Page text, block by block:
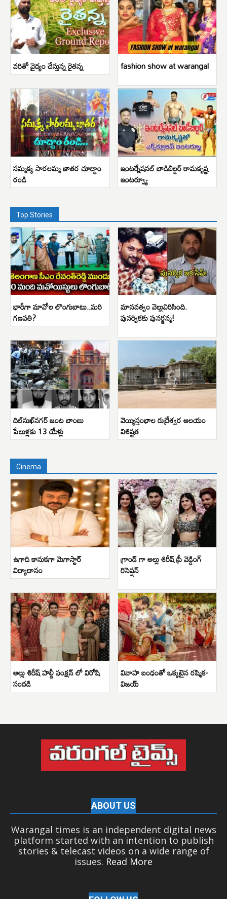
వరితో వైద్యం చేస్తున్న రైతన్న fashion show at warangal
సమ్మక్క సారలమ్మ జాతర చూద్దాం
రండి
ఇంటర్నేషనల్ బాడిబిల్డర్ రామకృష్ణ
ఇంటర్వ్యూ
Top Stories
భారీగా మావోల లొంగుబాటు..మరి
గణపతి?
మానవత్వం వెల్లువిరిసింది.
పునర్వికకు పునర్జన్మ!
దిల్‌సుఖ్‌నగర్ జంట బాంబు
పేలుళ్లకు 13 యేళ్లు
వెయ్యిస్తంభాల రుద్రేశ్వర ఆలయం
విశిష్టత
Cinema
ఉగాది కానుకగా మెగాస్టార్
విద్యాదానం
గ్రాండ్ గా అల్లు శిరీష్ ప్రీ వెడ్డింగ్
రిసెప్షన్
అల్లు శిరీష్ హల్దీ ఫంక్షన్ లో విరోషి
సందడి
వివాహ బంధంతో ఒక్కటైన రష్మిక-
విజయ్
ABOUT US
Warangal times is an independent digital news
platform started with an intention to publish
stories & telecast videos on a wide range of
issues. Read More